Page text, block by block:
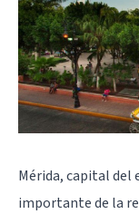
Mérida, capital del
importante de la